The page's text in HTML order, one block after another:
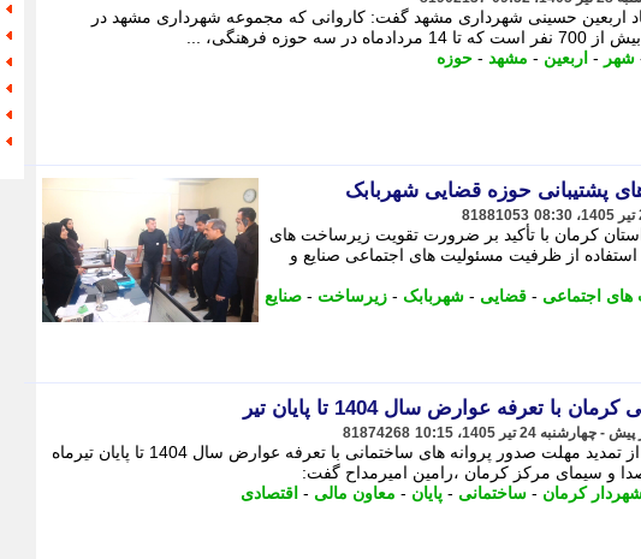
اربعین حسینی شهرداری مشهد گفت: کاروانی که مجموعه شهرداری مشهد در
فرهنگی، ...
شهر - اربعین - مشهد - حوزه
پشتیبانی حوزه قضایی شهربابک
81881053
کرمان با تأکید بر ضرورت تقویت زیرساخت های
از ظرفیت مسئولیت های اجتماعی صنایع و
های اجتماعی - قضایی - شهربابک - زیرساخت - صنایع
با تعرفه عوارض سال 1404 تا پایان تیر
81874268
معاون مالی و اقتصادی شهردار کرمان از تمدید مهلت صدور پروانه های ساختمانی با تعرفه عوارض سال 1404 تا پایان تیرماه
و سیمای مرکز کرمان ،رامین امیرمداح گفت:
کرمان - ساختمانی - پایان - معاون مالی - اقتصادی